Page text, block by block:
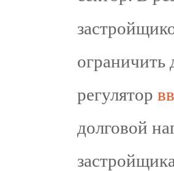
ограничить
регулятор
долговой